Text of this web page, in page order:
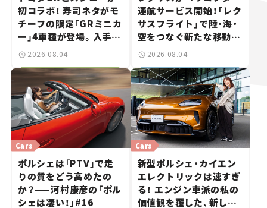
初コラボ！ 寿司ネタがモ
チーフの限定「GRミニカ
ー」4車種が登場。入手方
法は？【クルマとホビー】
2026.08.04
運航サービス開始！「レク
サスフライト」で陸・海・
空をつなぐ新たな移動体
験とは
2026.08.04
Cars
ポルシェは「PTV」で走
りの質をどう高めたの
か？——河村康彦の「ポル
シェは凄い！」#16
Cars
新型ポルシェ・カイエン
エレクトリックは速すぎ
る！ エンジン車派の私の
価値観を覆した、新しい